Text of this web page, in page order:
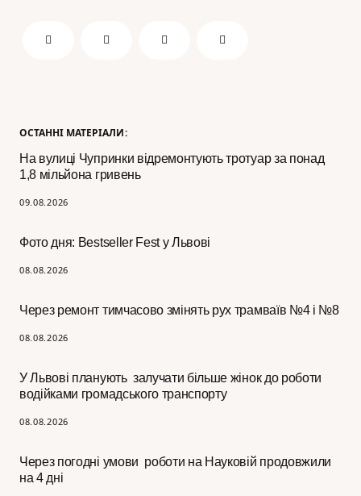
ОСТАННІ МАТЕРІАЛИ:
На вулиці Чупринки відремонтують тротуар за понад
1,8 мільйона гривень
09.08.2026
Фото дня: Bestseller Fest у Львові
08.08.2026
Через ремонт тимчасово змінять рух трамваїв №4 і №8
08.08.2026
У Львові планують залучати більше жінок до роботи
водійками громадського транспорту
08.08.2026
Через погодні умови роботи на Науковій продовжили
на 4 дні